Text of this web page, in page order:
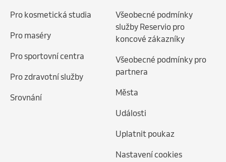
Pro kosmetická studia
Pro maséry
Pro sportovní centra
Pro zdravotní služby
Srovnání
Všeobecné podmínky
služby Reservio pro
koncové zákazníky
Všeobecné podmínky pro
partnera
Města
Události
Uplatnit poukaz
Nastavení cookies